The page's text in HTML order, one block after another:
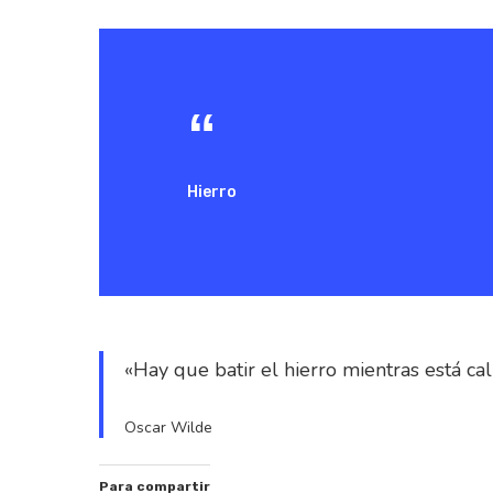
Hit enter to search or ESC to close
Hierro
«Hay que batir el hierro mientras está
Oscar Wilde
Para compartir